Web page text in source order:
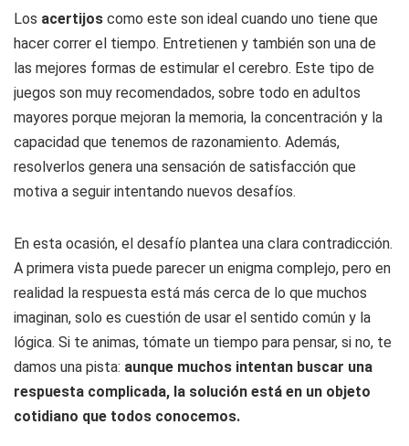
Los acertijos como este son ideal cuando uno tiene que
hacer correr el tiempo. Entretienen y también son una de
las mejores formas de estimular el cerebro. Este tipo de
juegos son muy recomendados, sobre todo en adultos
mayores porque mejoran la memoria, la concentración y la
capacidad que tenemos de razonamiento. Además,
resolverlos genera una sensación de satisfacción que
motiva a seguir intentando nuevos desafíos.
En esta ocasión, el desafío plantea una clara contradicción.
A primera vista puede parecer un enigma complejo, pero en
realidad la respuesta está más cerca de lo que muchos
imaginan, solo es cuestión de usar el sentido común y la
lógica. Si te animas, tómate un tiempo para pensar, si no, te
damos una pista: aunque muchos intentan buscar una
respuesta complicada, la solución está en un objeto
cotidiano que todos conocemos.